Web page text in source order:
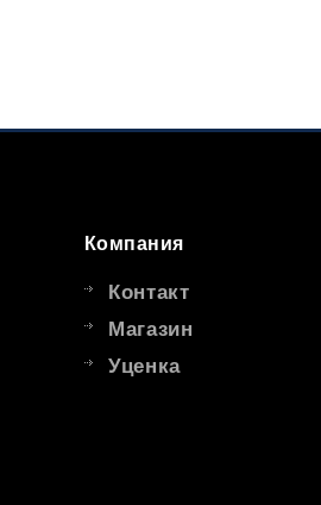
Компания
Контакт
Магазин
Уценка